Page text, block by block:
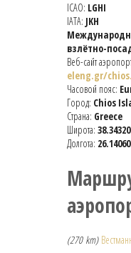
ICAO: LGHI
IATA: JKH
взлётно-
Веб-сайт
eleng.gr/
Часовой пояс:
Город: Chios
Страна: Greece
Широта:
Долгота:
(270 km)